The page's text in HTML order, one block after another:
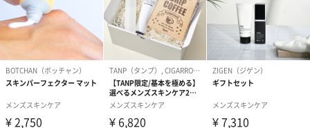
ロジック フォーミングウォッシュ〈泡状洗顔料〉本体30g
炭と炭酸配合の弾力あるクッション泡がワンプッシュで。
大人の肌クレンズをぎゅっと凝縮した、オールインワン泡洗顔で
す。
泡立て不要。数回振ってワンプッシュするだけで、もっちり泡で